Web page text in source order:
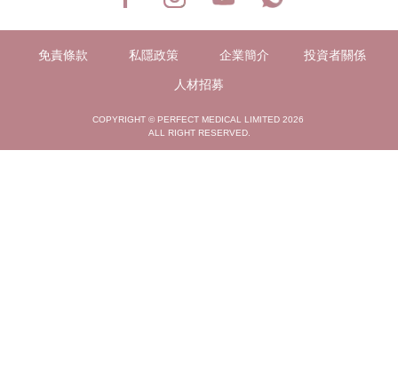
免責條款 私隱政策 企業簡介 投資者關係
人材招募
COPYRIGHT © PERFECT MEDICAL LIMITED 2026
ALL RIGHT RESERVED.